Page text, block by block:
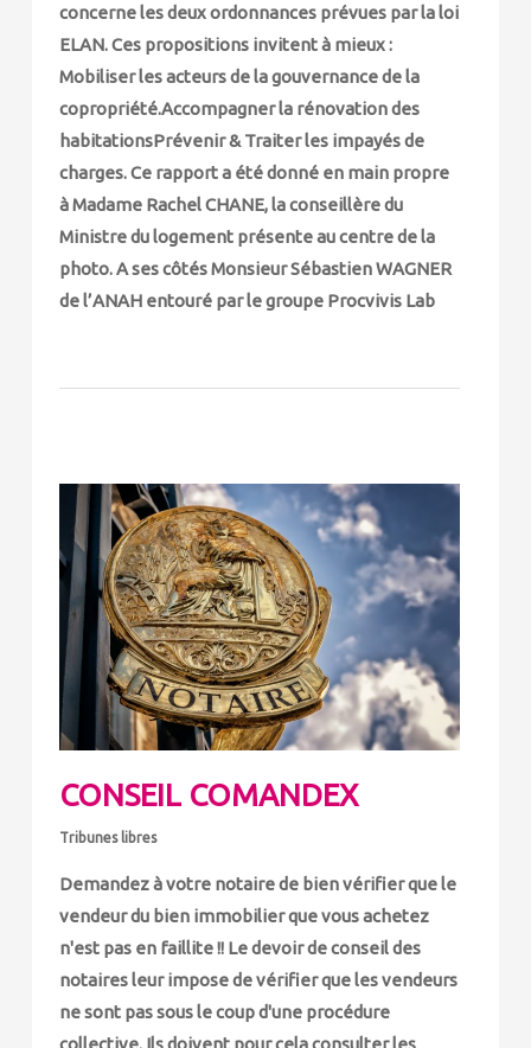
concerne les deux ordonnances prévues par la loi
ELAN. Ces propositions invitent à mieux :
Mobiliser les acteurs de la gouvernance de la
copropriété.Accompagner la rénovation des
habitationsPrévenir & Traiter les impayés de
charges. Ce rapport a été donné en main propre
à Madame Rachel CHANE, la conseillère du
Ministre du logement présente au centre de la
photo. A ses côtés Monsieur Sébastien WAGNER
de l’ANAH entouré par le groupe Procvivis Lab
CONSEIL COMANDEX
Tribunes libres
Demandez à votre notaire de bien vérifier que le
vendeur du bien immobilier que vous achetez
n'est pas en faillite !! Le devoir de conseil des
notaires leur impose de vérifier que les vendeurs
ne sont pas sous le coup d'une procédure
collective. Ils doivent pour cela consulter les